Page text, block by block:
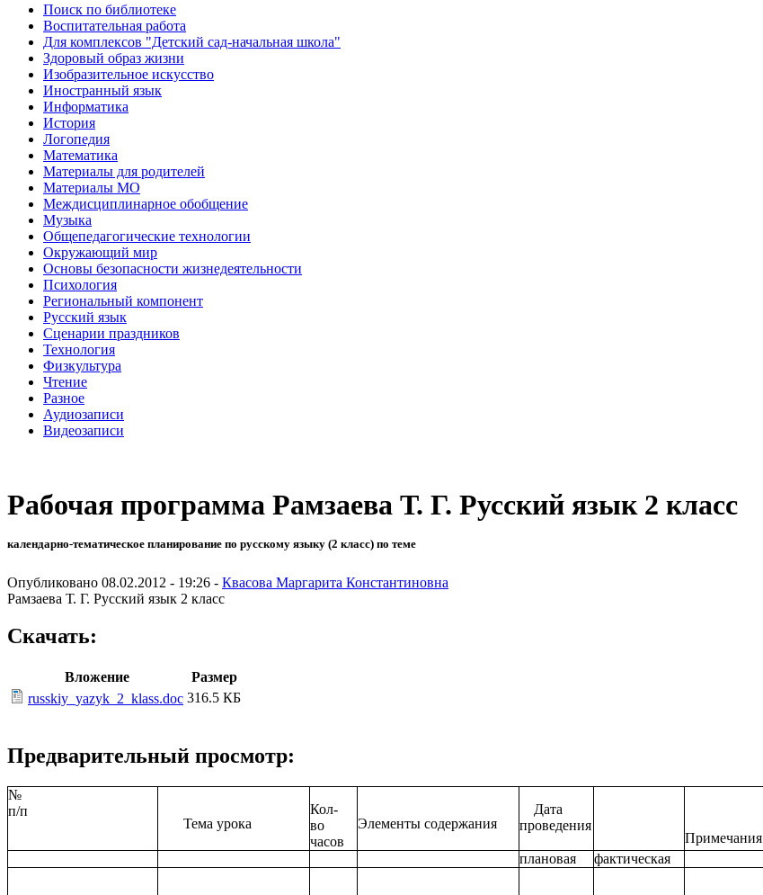
Поиск по библиотеке
Воспитательная работа
Для комплексов "Детский сад-начальная школа"
Здоровый образ жизни
Изобразительное искусство
Иностранный язык
Информатика
История
Логопедия
Математика
Материалы для родителей
Материалы МО
Междисциплинарное обобщение
Музыка
Общепедагогические технологии
Окружающий мир
Основы безопасности жизнедеятельности
Психология
Региональный компонент
Русский язык
Сценарии праздников
Технология
Физкультура
Чтение
Разное
Аудиозаписи
Видеозаписи
Рабочая программа Рамзаева Т. Г. Русский язык 2 класс
календарно-тематическое планирование по русскому языку (2 класс) по теме
Опубликовано 08.02.2012 - 19:26 - Квасова Маргарита Константиновна
Рамзаева Т. Г. Русский язык 2 класс
Скачать:
Вложение
Размер
russkiy_yazyk_2_klass.doc 316.5 КБ
Предварительный просмотр:
№
п/п
Тема урока
Кол-
во
часов
Элементы содержания
Дата
проведения
Примечания
плановая
фактическая